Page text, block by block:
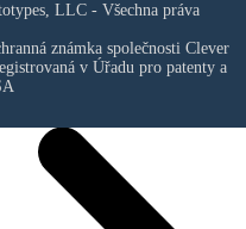
LLC - Všechna práva
známka společnosti Clever
v Úřadu pro patenty a